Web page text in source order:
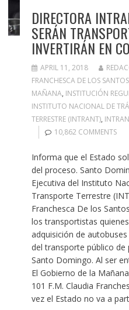
DIRECTORA
SERÁN
INVERTIRÁN EN
APRIL 11, 2018
FRANCHESCA DE LOS SANTOS
MAÑANA, INSTITUCIÓN
INSTITUTO NACIONAL DE
TERRESTRE (INTRANT),
10,862 COMMENTS
Informa que el Estado
del proceso. Santo
Ejecutiva del Instituto
Transporte Terrestre
Franchesca De los
los transportistas
adquisición de
del transporte público de
Santo Domingo. Al ser
El Gobierno de la
101 F.M. Claudia
vez el Estado no va a